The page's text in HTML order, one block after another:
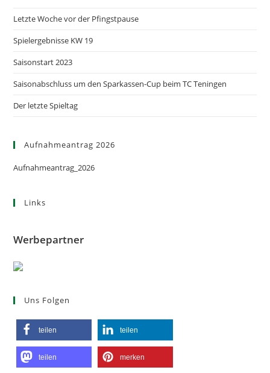
Letzte Woche vor der Pfingstpause
Spielergebnisse KW 19
Saisonstart 2023
Saisonabschluss um den Sparkassen-Cup beim TC Teningen
Der letzte Spieltag
Aufnahmeantrag 2026
Aufnahmeantrag_2026
Links
Werbepartner
Uns Folgen
teilen teilen
teilen merken